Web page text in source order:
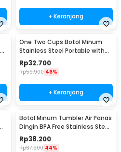
+ Keranjang
One Two Cups Botol Minum
Stainless Steel Portable with
Carabiner 750ml - GBD
Rp32.700
Rp59.900 46%
+ Keranjang
Botol Minum Tumbler Air Panas
Dingin BPA Free Stainless Steel
350ml - HS-6983
Rp38.200
Rp67.900 44%